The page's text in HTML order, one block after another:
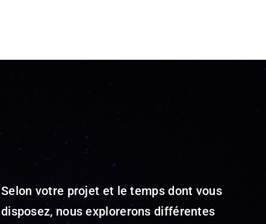
Selon votre projet et le temps dont vous
disposez, nous explorerons différentes